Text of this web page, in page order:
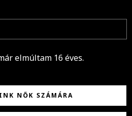
elmúltam 16 éves.
NŐK SZÁMÁRA